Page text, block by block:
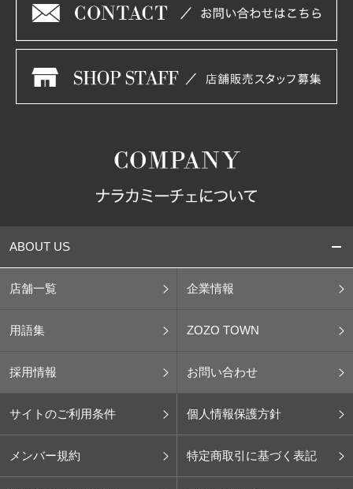
ABOUT US
店舗一覧 企業情報
用語集 ZOZO TOWN
採用情報 お問い合わせ
サイトのご利用条件 個人情報保護方針
メンバー規約 特定商取引に基づく表記